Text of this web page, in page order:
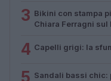
3 Bikini con stampa
Chiara Ferragni sul
4 Capelli grigi: la
5 Sandali bassi chic: